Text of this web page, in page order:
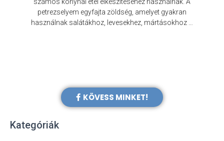
petrezselyem egyfajta zöldség, amelyet gyakran
használnak salátákhoz, levesekhez, mártásokhoz …
KÖVESS MINKET!
Kategóriák